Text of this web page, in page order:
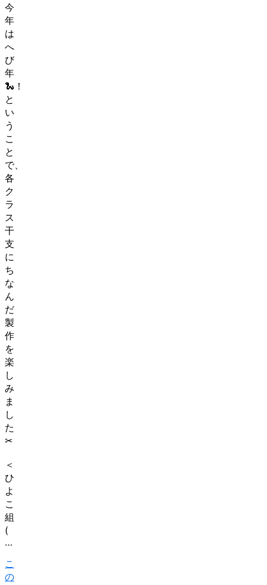
今
年
は
へ
び
年
🐍！
と
い
う
こ
と
で、
各
ク
ラ
ス
干
支
に
ち
な
ん
だ
製
作
を
楽
し
み
ま
し
た
✂
＜
ひ
よ
こ
組
(
…
こ
の